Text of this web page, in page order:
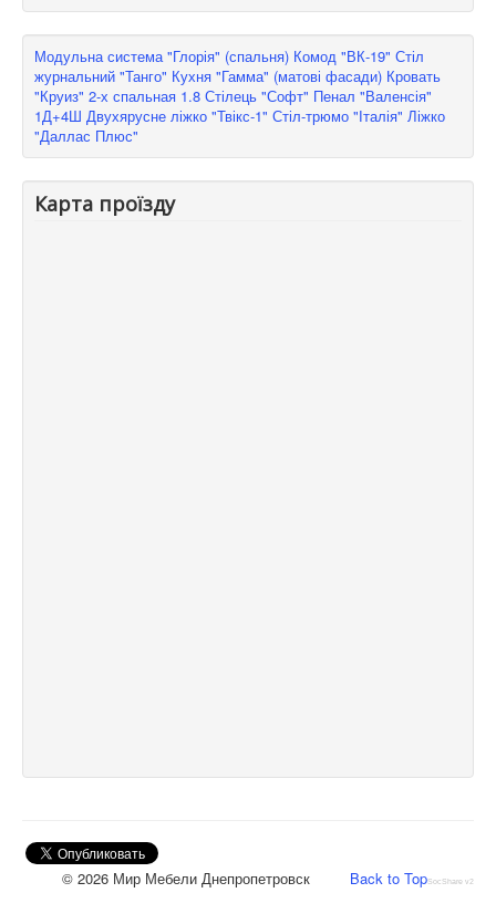
Модульна система "Глорія" (спальня) Комод "ВК-19" Стіл
журнальний "Танго" Кухня "Гамма" (матові фасади) Кровать
"Круиз" 2-х спальная 1.8 Стілець "Софт" Пенал "Валенсія"
1Д+4Ш Двухярусне ліжко "Твікс-1" Стіл-трюмо "Італія" Ліжко
"Даллас Плюс"
Карта проїзду
SocShare v2
Back to Top
© 2026 Мир Мебели Днепропетровск